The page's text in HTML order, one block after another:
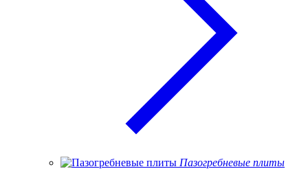
Пазогребневые плиты